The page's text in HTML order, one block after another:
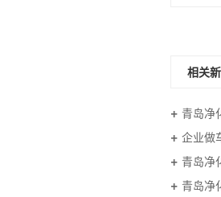
相关
青岛净
企业做
青岛净
青岛净